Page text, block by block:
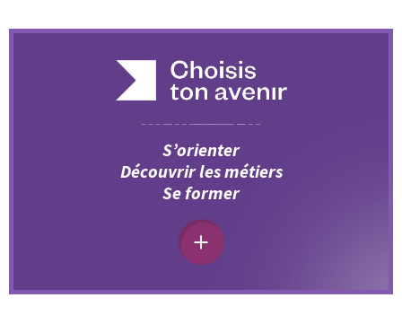
S’orienter
Découvrir les métiers
Se former